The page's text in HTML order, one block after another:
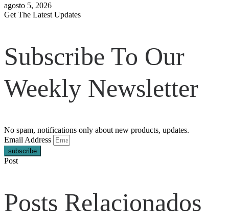
agosto 5, 2026
Get The Latest Updates
Subscribe To Our
Weekly Newsletter
No spam, notifications only about new products, updates.
Email Address
subscribe
Post
Posts Relacionados